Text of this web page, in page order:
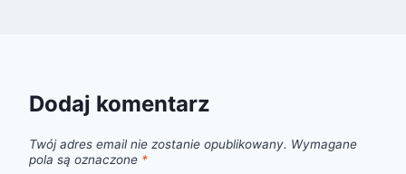
Dodaj komentarz
Twój adres email nie zostanie opublikowany. Wymagane
pola są oznaczone *